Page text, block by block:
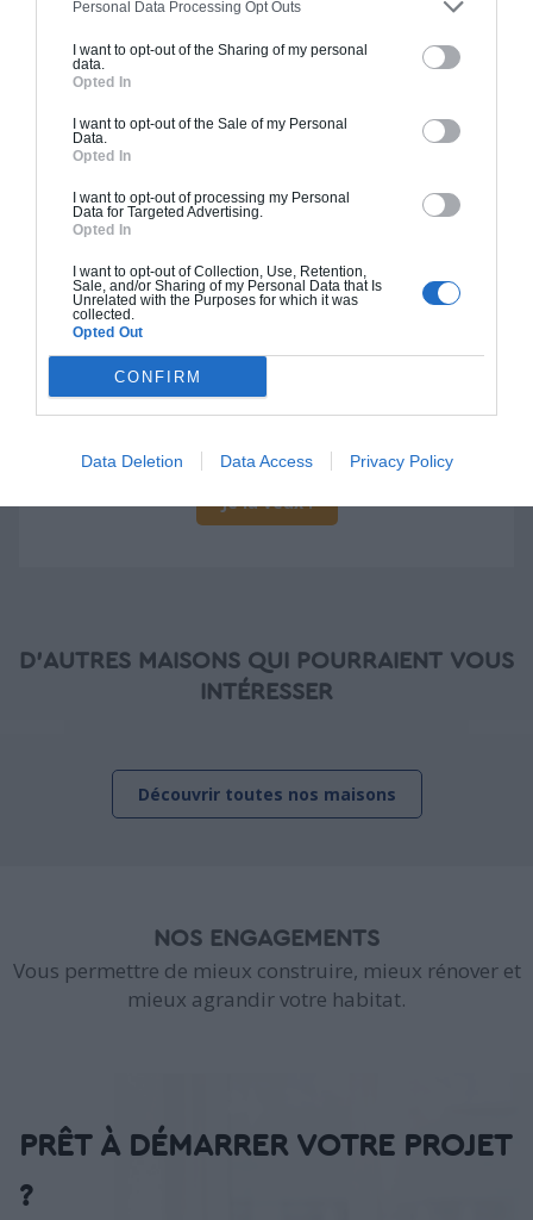
Personal Data Processing Opt Outs
I want to opt-out of the Sharing of my personal
data.
Opted In
I want to opt-out of the Sale of my Personal
Data.
Opted In
I want to opt-out of processing my Personal
Data for Targeted Advertising.
Opted In
I want to opt-out of Collection, Use, Retention,
Sale, and/or Sharing of my Personal Data that Is
Unrelated with the Purposes for which it was
collected.
Opted Out
CONFIRM
Data Deletion Data Access Privacy Policy
Je la veux !
Construction BBC
Chiffrage estimatif pour : Fondations et normes
(RT 2020). Finitions haut de gamme. Le prix "clé
en main" inclut le gros oeuvre et le second
oeuvre (cuisine, peinture, sols...), mais exclut
piscine, jardin et clôture.
À partir de
84 000€ TTC
Je la veux !
D'AUTRES MAISONS QUI POURRAIENT VOUS
INTÉRESSER
Découvrir toutes nos maisons
NOS ENGAGEMENTS
Vous permettre de mieux construire, mieux rénover et
mieux agrandir votre habitat.
PRÊT À DÉMARRER VOTRE PROJET
?